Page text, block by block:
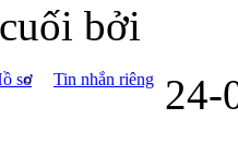
bởi
sơ
Tin nhắn riêng 24-